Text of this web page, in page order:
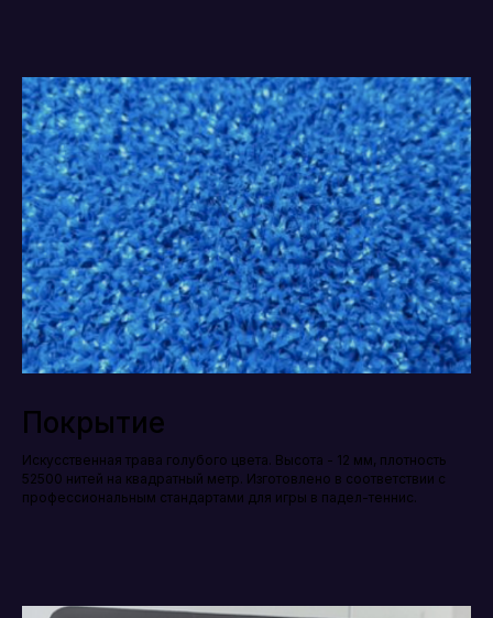
Покрытие
Искусственная трава голубого цвета. Высота - 12 мм, плотность
52500 нитей на квадратный метр. Изготовлено в соответствии с
профессиональным стандартами для игры в падел-теннис.